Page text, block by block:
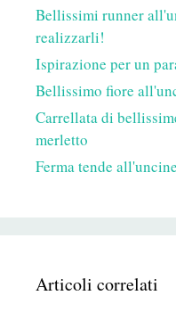
Bellissimi runner
realizzarli!
Ispirazione per un
Bellissimo fiore
Carrellata di
merletto
Ferma tende
Articoli correlati